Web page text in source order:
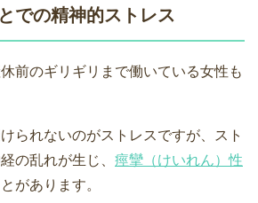
での精神的ストレス
前のギリギリまで働いている女性も
られないのがストレスですが、スト
の乱れが生じ、 痙攣（けいれん）性
があります。